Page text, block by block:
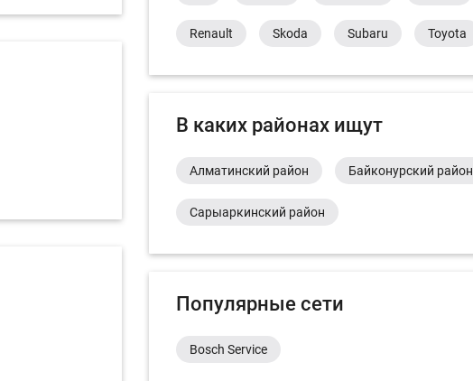
Renault Skoda Subaru Toyota
В каких районах ищут
Алматинский район Байконурский район
Сарыаркинский район
Популярные сети
Bosch Service